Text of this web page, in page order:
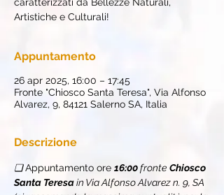
caratterizzati da Bellezze Naturali,
Artistiche e Culturali!
Appuntamento
26 apr 2025, 16:00 – 17:45
Fronte "Chiosco Santa Teresa", Via Alfonso
Alvarez, 9, 84121 Salerno SA, Italia
Descrizione
❏ Appuntamento ore 16:00 fronte Chiosco
Santa Teresa in Via Alfonso Alvarez n. 9, SA